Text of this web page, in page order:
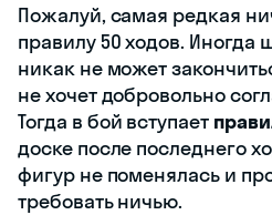
Пожалуй, самая редкая
правилу 50 ходов. Иногда
никак не может
не хочет добровольно
Тогда в бой вступает
доске после последнего
фигур не поменялась и
требовать ничью.